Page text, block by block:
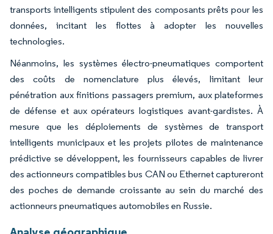
transports intelligents stipulent des composants prêts pour les
données, incitant les flottes à adopter les nouvelles
technologies.
Néanmoins, les systèmes électro-pneumatiques comportent
des coûts de nomenclature plus élevés, limitant leur
pénétration aux finitions passagers premium, aux plateformes
de défense et aux opérateurs logistiques avant-gardistes. À
mesure que les déploiements de systèmes de transport
intelligents municipaux et les projets pilotes de maintenance
prédictive se développent, les fournisseurs capables de livrer
des actionneurs compatibles bus CAN ou Ethernet captureront
des poches de demande croissante au sein du marché des
actionneurs pneumatiques automobiles en Russie.